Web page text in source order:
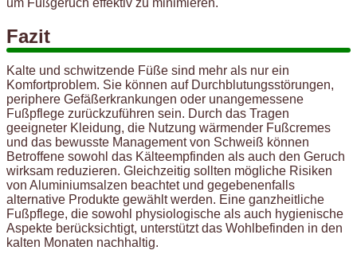
Fazit
Kalte und schwitzende Füße sind mehr als nur ein
Komfortproblem. Sie können auf Durchblutungsstörungen,
periphere Gefäßerkrankungen oder unangemessene
Fußpflege zurückzuführen sein. Durch das Tragen
geeigneter Kleidung, die Nutzung wärmender Fußcremes
und das bewusste Management von Schweiß können
Betroffene sowohl das Kälteempfinden als auch den Geruch
wirksam reduzieren. Gleichzeitig sollten mögliche Risiken
von Aluminiumsalzen beachtet und gegebenenfalls
alternative Produkte gewählt werden. Eine ganzheitliche
Fußpflege, die sowohl physiologische als auch hygienische
Aspekte berücksichtigt, unterstützt das Wohlbefinden in den
kalten Monaten nachhaltig.